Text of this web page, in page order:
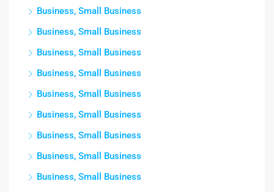
Business, Small Business
Business, Small Business
Business, Small Business
Business, Small Business
Business, Small Business
Business, Small Business
Business, Small Business
Business, Small Business
Business, Small Business